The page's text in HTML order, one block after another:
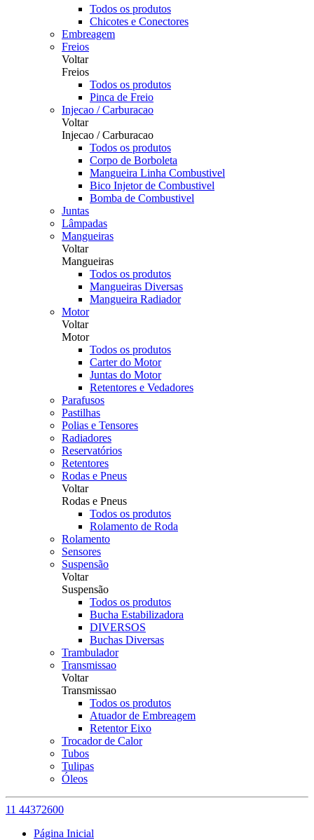
Todos os produtos
Chicotes e Conectores
Embreagem
Freios
Voltar
Freios
Todos os produtos
Pinca de Freio
Injecao / Carburacao
Voltar
Injecao / Carburacao
Todos os produtos
Corpo de Borboleta
Mangueira Linha Combustivel
Bico Injetor de Combustivel
Bomba de Combustivel
Juntas
Lâmpadas
Mangueiras
Voltar
Mangueiras
Todos os produtos
Mangueiras Diversas
Mangueira Radiador
Motor
Voltar
Motor
Todos os produtos
Carter do Motor
Juntas do Motor
Retentores e Vedadores
Parafusos
Pastilhas
Polias e Tensores
Radiadores
Reservatórios
Retentores
Rodas e Pneus
Voltar
Rodas e Pneus
Todos os produtos
Rolamento de Roda
Rolamento
Sensores
Suspensão
Voltar
Suspensão
Todos os produtos
Bucha Estabilizadora
DIVERSOS
Buchas Diversas
Trambulador
Transmissao
Voltar
Transmissao
Todos os produtos
Atuador de Embreagem
Retentor Eixo
Trocador de Calor
Tubos
Tulipas
Óleos
11 44372600
Página Inicial